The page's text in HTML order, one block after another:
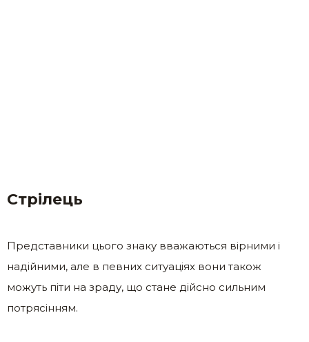
Стрілець
Представники цього знаку вважаються вірними і
надійними, але в певних ситуаціях вони також
можуть піти на зраду, що стане дійсно сильним
потрясінням.